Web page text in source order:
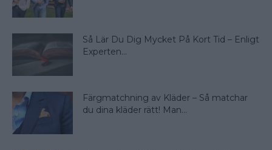
Så Lär Du Dig Mycket På Kort Tid – Enligt
Experten...
Färgmatchning av Kläder – Så matchar
du dina kläder rätt! Man...